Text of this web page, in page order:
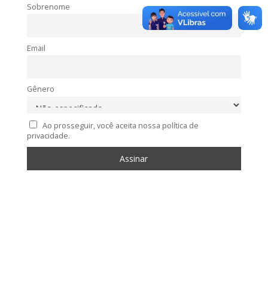
Sobrenome
Email
Gênero
Ao prosseguir, você aceita nossa política de
privacidade.